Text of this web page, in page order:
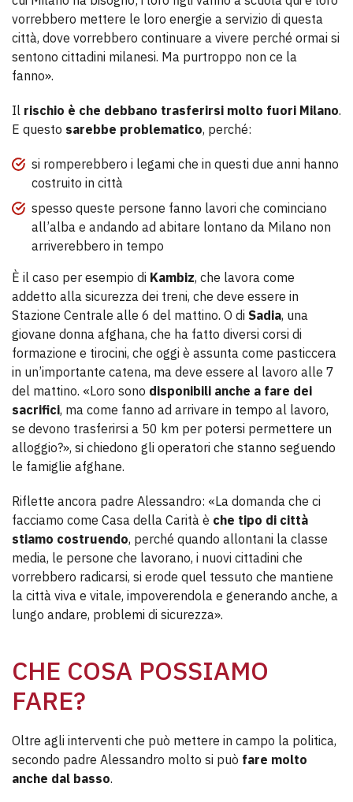
vorrebbero mettere le loro energie a servizio di questa
città, dove vorrebbero continuare a vivere perché ormai si
sentono cittadini milanesi. Ma purtroppo non ce la
fanno».
Il rischio è che debbano trasferirsi molto fuori Milano.
E questo sarebbe problematico, perché:
si romperebbero i legami che in questi due anni hanno
costruito in città
spesso queste persone fanno lavori che cominciano
all’alba e andando ad abitare lontano da Milano non
arriverebbero in tempo
È il caso per esempio di Kambiz, che lavora come
addetto alla sicurezza dei treni, che deve essere in
Stazione Centrale alle 6 del mattino. O di Sadia, una
giovane donna afghana, che ha fatto diversi corsi di
formazione e tirocini, che oggi è assunta come pasticcera
in un’importante catena, ma deve essere al lavoro alle 7
del mattino. «Loro sono disponibili anche a fare dei
sacrifici, ma come fanno ad arrivare in tempo al lavoro,
se devono trasferirsi a 50 km per potersi permettere un
alloggio?», si chiedono gli operatori che stanno seguendo
le famiglie afghane.
Riflette ancora padre Alessandro: «La domanda che ci
facciamo come Casa della Carità è che tipo di città
stiamo costruendo, perché quando allontani la classe
media, le persone che lavorano, i nuovi cittadini che
vorrebbero radicarsi, si erode quel tessuto che mantiene
la città viva e vitale, impoverendola e generando anche, a
lungo andare, problemi di sicurezza».
CHE COSA POSSIAMO
FARE?
Oltre agli interventi che può mettere in campo la politica,
secondo padre Alessandro molto si può fare molto
anche dal basso.